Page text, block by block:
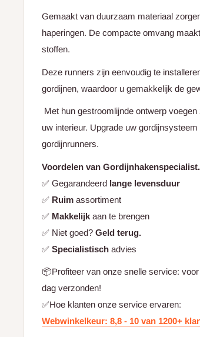
Gemaakt van duurzaam materiaal
haperingen. De compacte omvang
stoffen.
Deze runners zijn eenvoudig te
gordijnen, waardoor u gemakkelijk de
Met hun gestroomlijnde ontwerp
uw interieur. Upgrade uw
gordijnrunners.
Voordelen van
✅ Gegarandeerd lange levensduur
✅ Ruim assortiment
✅ Makkelijk aan te brengen
✅ Niet goed? Geld terug.
✅ Specialistisch advies
📦Profiteer van onze snelle service:
dag verzonden!
✅Hoe klanten onze service ervaren:
Webwinkelkeur: 8,8 - 10 van 1200+